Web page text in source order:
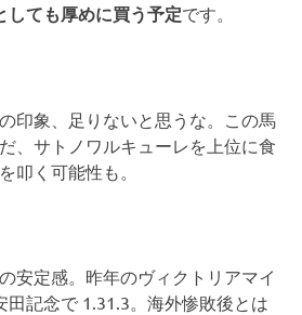
しても厚めに買う予定です。
印象、足りないと思うな。この馬
、サトノワルキューレを上位に食
叩く可能性も。
安定感。昨年のヴィクトリアマイ
田記念で 1.31.3。海外惨敗後とは